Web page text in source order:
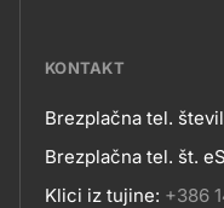
KONTAKT
Kontakt
Brezplačna tel.
Brezplačna tel. št.
Klici iz tujine: +386